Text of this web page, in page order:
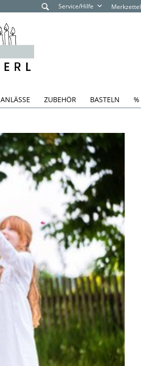
Service/Hilfe Merkzettel
ANLÄSSE ZUBEHÖR BASTELN %